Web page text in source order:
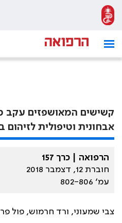
קשישים המאושפזים עקב
אבחונית וטיפולית לזיהום
הרפואה | כרך 157
חוברת 12, דצמבר 2018
עמ׳ 802-806
צבי שמעוני, ורד חרמוש, פול